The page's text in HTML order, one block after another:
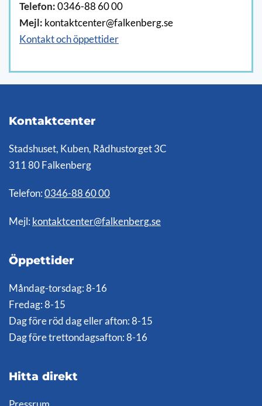
Telefon: 0346-88 60 00
Mejl: kontaktcenter@falkenberg.se
Kontakt och öppettider
Kontaktcenter
Stadshuset, Kuben, Rådhustorget 3C
311 80 Falkenberg
Telefon: 0346-88 60 00
Mejl: kontaktcenter@falkenberg.se
Öppettider
Måndag-torsdag: 8-16
Fredag: 8-15
Dag före röd dag eller afton: 8-15
Dag före trettondagsafton: 8-16
Hitta direkt